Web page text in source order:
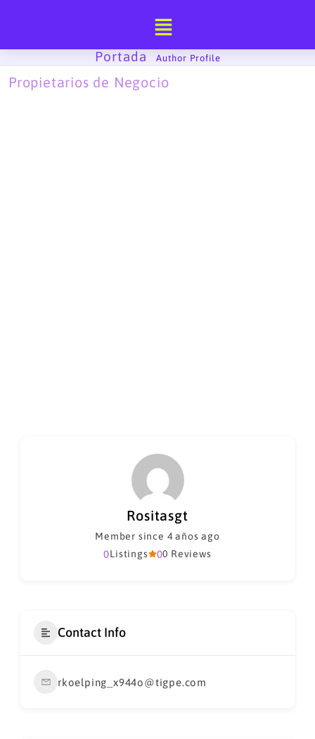
Portada
Author Profile
Propietarios de Negocio
Rositasgt
Member since 4 años ago
00 Reviews
0Listings
Contact Info
rkoelping_x944o@tigpe.com